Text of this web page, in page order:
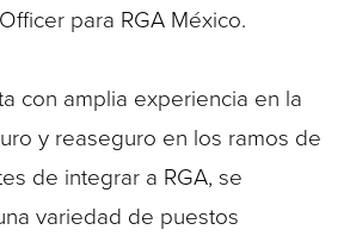
para RGA México.
con amplia experiencia en la
y reaseguro en los ramos de
de integrar a RGA, se
variedad de puestos